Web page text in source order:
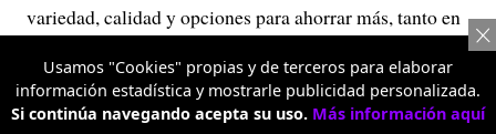
variedad, calidad y opciones para ahorrar más, tanto en
Usamos "Cookies" propias y de terceros para elaborar
información estadística y mostrarle publicidad personalizada.
Si continúa navegando acepta su uso. Más información aquí